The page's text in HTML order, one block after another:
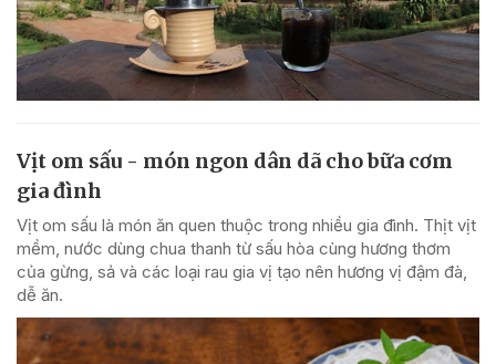
Vịt om sấu - món ngon dân dã cho bữa cơm
gia đình
Vịt om sấu là món ăn quen thuộc trong nhiều gia đình. Thịt vịt
mềm, nước dùng chua thanh từ sấu hòa cùng hương thơm
của gừng, sả và các loại rau gia vị tạo nên hương vị đậm đà,
dễ ăn.